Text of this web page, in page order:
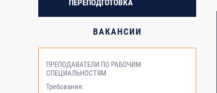
Обеспечение безопасности радиационных
Требования к составу комплекта
обосновывающих обеспечение ядерной и
2.5 Физическая защита радиационных источников,
ПЕРЕПОДГОТОВКА
ВАКАНСИИ
ПРЕПОДАВАТЕЛИ ПО РАБОЧИМ
СПЕЦИАЛЬНОСТЯМ
Требования: